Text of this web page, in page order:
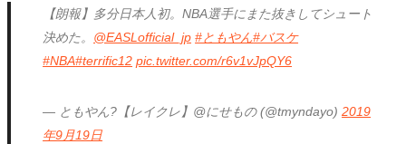
【朗報】多分日本人初。NBA選手にまた抜きしてシュート
決めた。 @EASLofficial_jp #ともやん#バスケ
#NBA#terrific12 pic.twitter.com/r6v1vJpQY6
— ともやん?【レイクレ】@にせもの (@tmyndayo)2019
年9月19日